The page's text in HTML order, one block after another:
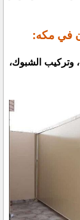
في مكه:
وتركيب الشبوك،